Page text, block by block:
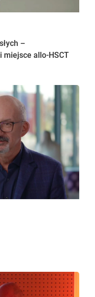
–
allo-HSCT